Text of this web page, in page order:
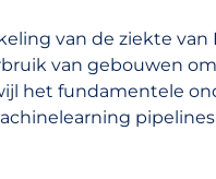
van de ziekte
van gebouwen
het fundamentele
pipelines